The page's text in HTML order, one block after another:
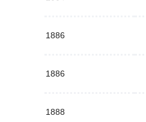
1886
1886
1888